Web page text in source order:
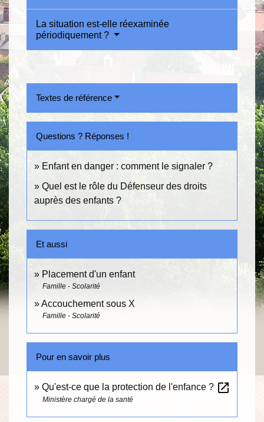
La situation est-elle réexaminée
périodiquement ?
Textes de référence
Questions ? Réponses !
Enfant en danger : comment le signaler ?
Quel est le rôle du Défenseur des droits
auprès des enfants ?
Et aussi
Placement d'un enfant
Famille - Scolarité
Accouchement sous X
Famille - Scolarité
Pour en savoir plus
Qu'est-ce que la protection de l'enfance ? open_in_new
Ministère chargé de la santé